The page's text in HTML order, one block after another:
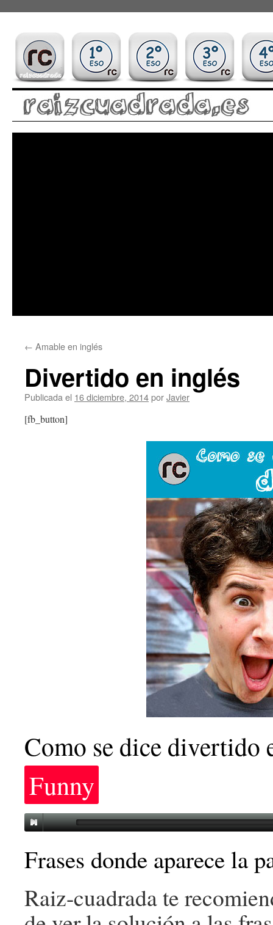
contenido
← Amable en inglés
Divertido en inglés
Publicada el 16 diciembre, 2014porJavier
[fb_button]
Como se dice divertido
Funny
Frases donde aparece la
Raiz-cuadrada te